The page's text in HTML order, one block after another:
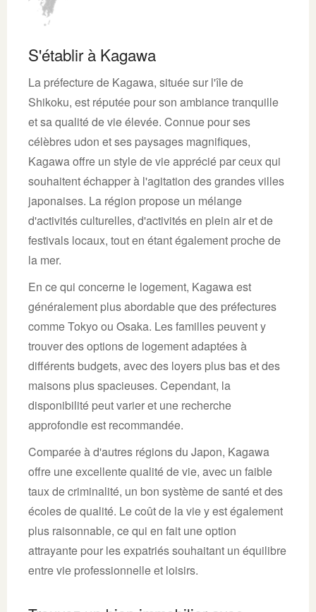
S'établir à Kagawa
La préfecture de Kagawa, située sur l'île de
Shikoku, est réputée pour son ambiance tranquille
et sa qualité de vie élevée. Connue pour ses
célèbres udon et ses paysages magnifiques,
Kagawa offre un style de vie apprécié par ceux qui
souhaitent échapper à l'agitation des grandes villes
japonaises. La région propose un mélange
d'activités culturelles, d'activités en plein air et de
festivals locaux, tout en étant également proche de
la mer.
En ce qui concerne le logement, Kagawa est
généralement plus abordable que des préfectures
comme Tokyo ou Osaka. Les familles peuvent y
trouver des options de logement adaptées à
différents budgets, avec des loyers plus bas et des
maisons plus spacieuses. Cependant, la
disponibilité peut varier et une recherche
approfondie est recommandée.
Comparée à d'autres régions du Japon, Kagawa
offre une excellente qualité de vie, avec un faible
taux de criminalité, un bon système de santé et des
écoles de qualité. Le coût de la vie y est également
plus raisonnable, ce qui en fait une option
attrayante pour les expatriés souhaitant un équilibre
entre vie professionnelle et loisirs.